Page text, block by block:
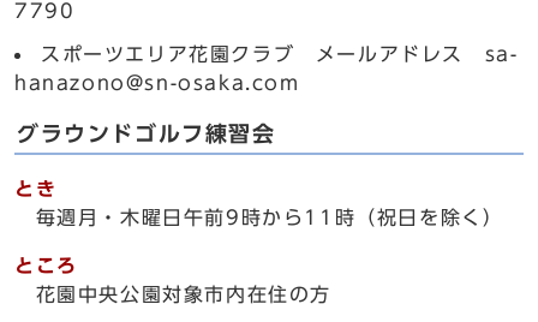
7790
スポーツエリア花園クラブ メールアドレス sa-
hanazono@sn-osaka.com
グラウンドゴルフ練習会
とき
毎週月・木曜日午前9時から11時（祝日を除く）
ところ
花園中央公園対象市内在住の方